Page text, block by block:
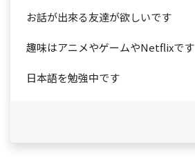
お話が出來る友達が欲しいです
趣味はアニメやゲームやNetflixです
日本語を勉強中です